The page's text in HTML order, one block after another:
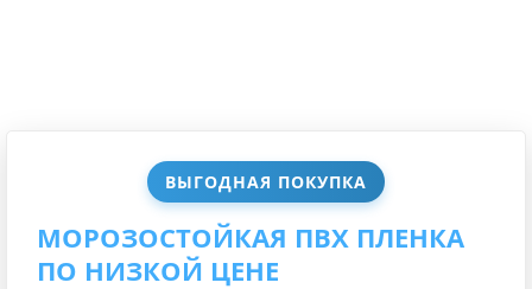
ВЫГОДНАЯ ПОКУПКА
МОРОЗОСТОЙКАЯ ПВХ ПЛЕНКА
ПО НИЗКОЙ ЦЕНЕ